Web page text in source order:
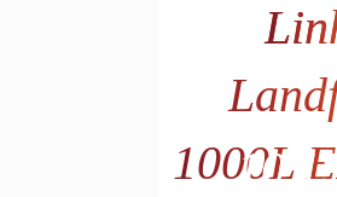
1000L